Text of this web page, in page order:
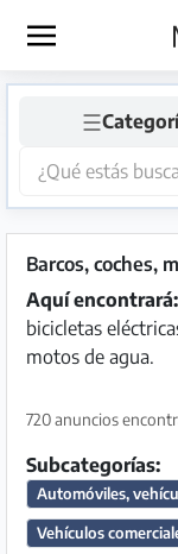
Página
inicio
Publicar
anuncio
Tienda
Iniciar
sesión
Registrarse
☰
Barcos, coches,
Aquí encontrará:
bicicletas
motos de agua.
720 anuncios
Subcategorías:
Automóviles,
Vehículos